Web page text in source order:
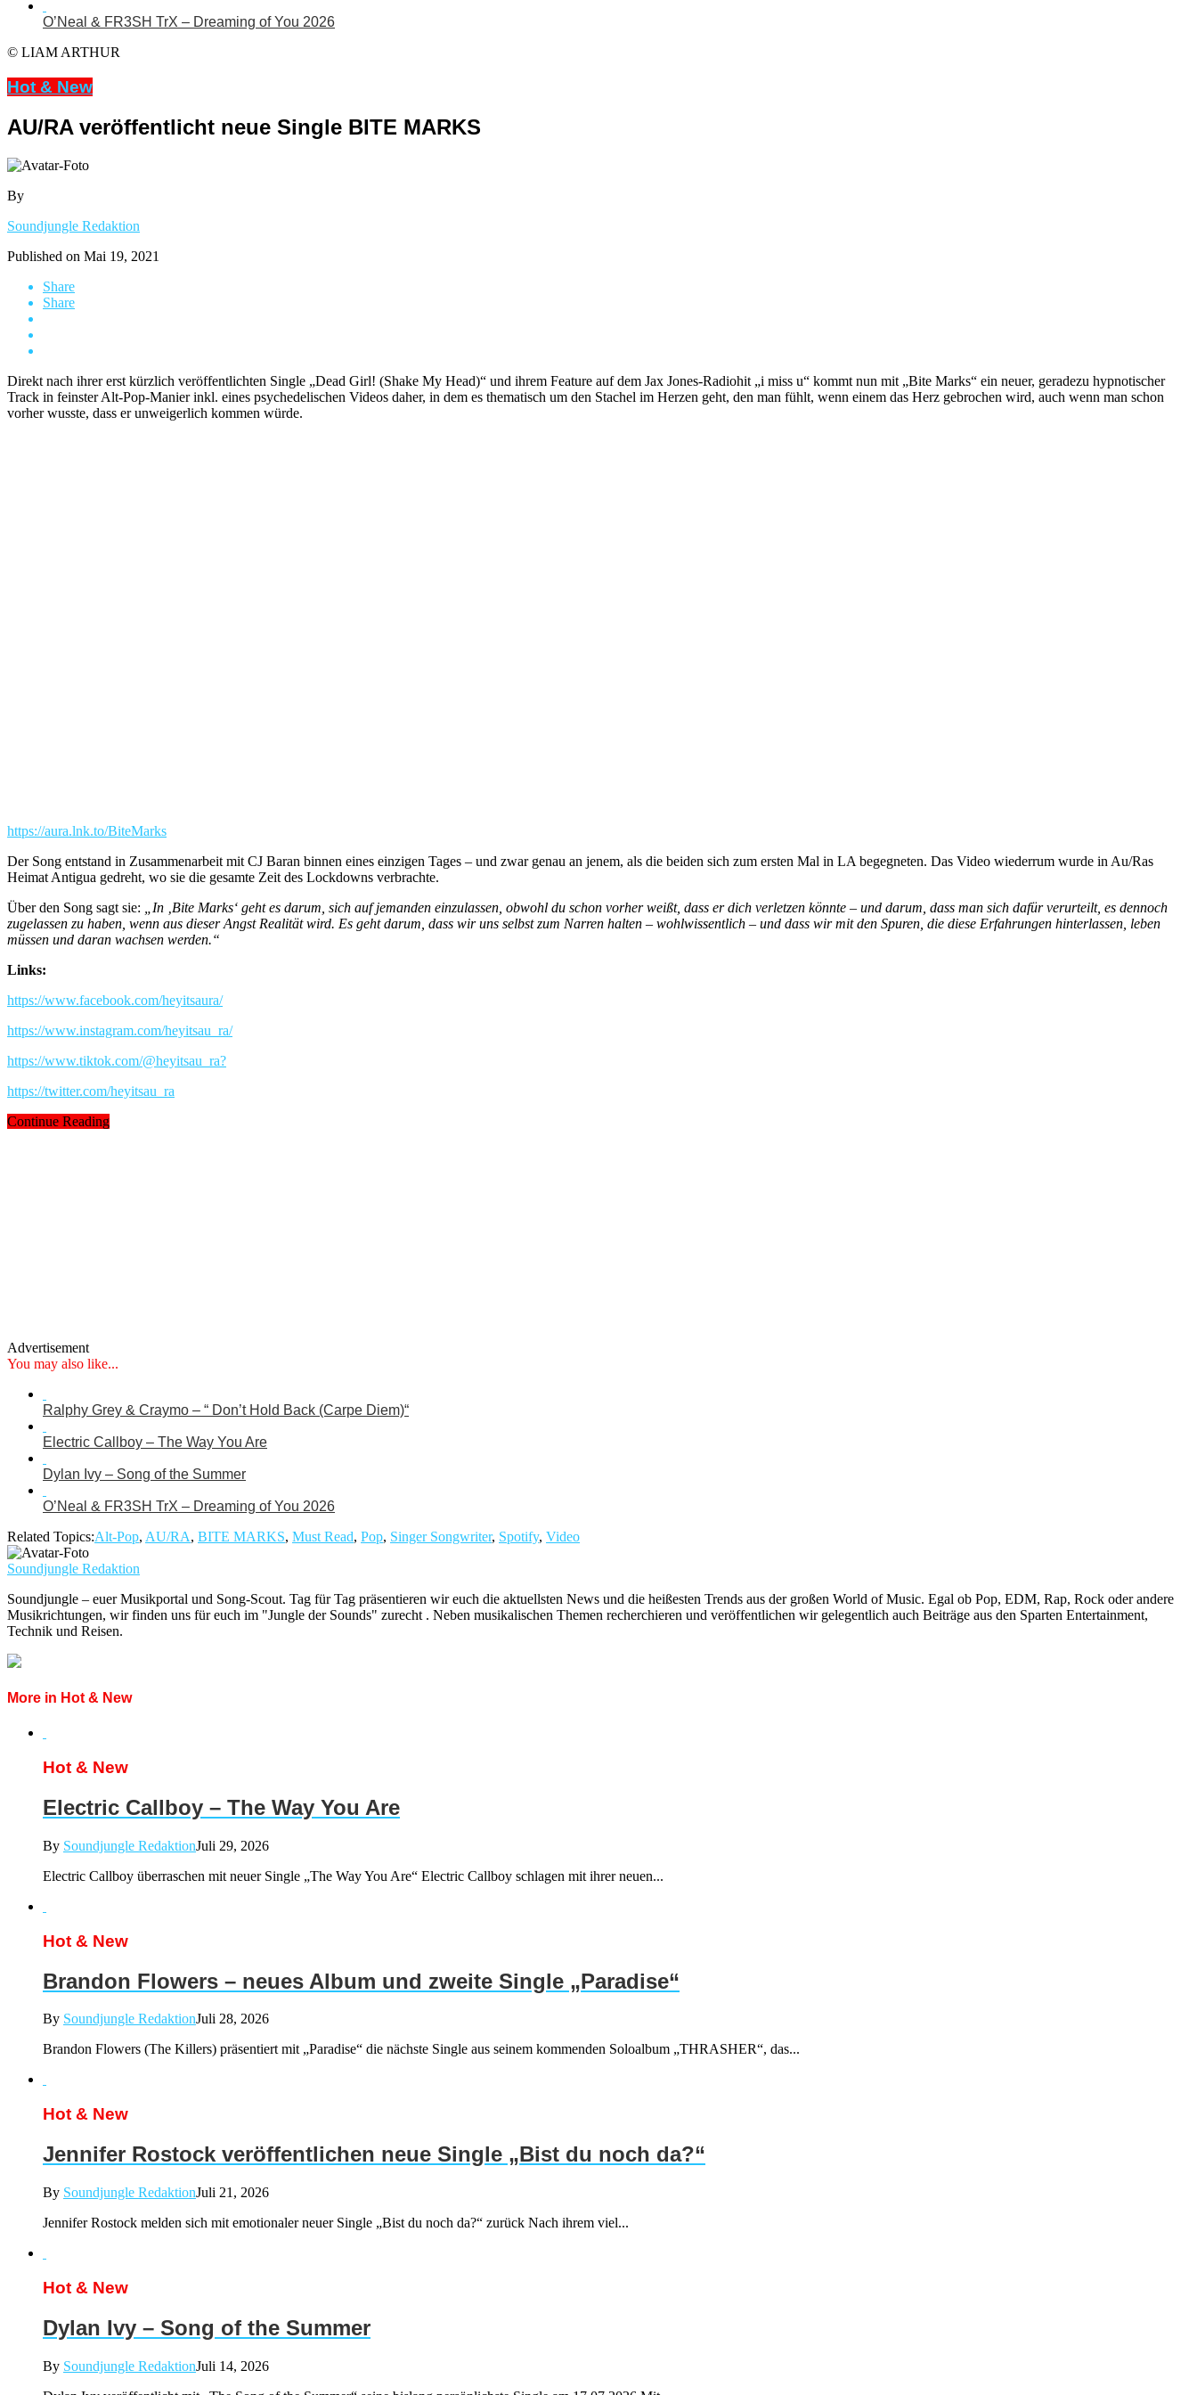
O’Neal & FR3SH TrX – Dreaming of You 2026
© LIAM ARTHUR
Hot & New
AU/RA veröffentlicht neue Single BITE MARKS
By
Soundjungle Redaktion
Published on Mai 19, 2021
Share
Share
Direkt nach ihrer erst kürzlich veröffentlichten Single „Dead Girl! (Shake My Head)“ und ihrem Feature auf dem Jax Jones-Radiohit „i miss u“ kommt nun mit „Bite Marks“ ein neuer, geradezu hypnotischer
Track in feinster Alt-Pop-Manier inkl. eines psychedelischen Videos daher, in dem es thematisch um den Stachel im Herzen geht, den man fühlt, wenn einem das Herz gebrochen wird, auch wenn man schon
vorher wusste, dass er unweigerlich kommen würde.
https://aura.lnk.to/BiteMarks
Der Song entstand in Zusammenarbeit mit CJ Baran binnen eines einzigen Tages – und zwar genau an jenem, als die beiden sich zum ersten Mal in LA begegneten. Das Video wiederrum wurde in Au/Ras
Heimat Antigua gedreht, wo sie die gesamte Zeit des Lockdowns verbrachte.
Über den Song sagt sie:
„In ‚Bite Marks‘ geht es darum, sich auf jemanden einzulassen, obwohl du schon vorher weißt, dass er dich verletzen könnte – und darum, dass man sich dafür verurteilt, es dennoch
zugelassen zu haben, wenn aus dieser Angst Realität wird. Es geht darum, dass wir uns selbst zum Narren halten – wohlwissentlich – und dass wir mit den Spuren, die diese Erfahrungen hinterlassen, leben
müssen und daran wachsen werden.“
Links:
https://www.facebook.com/heyitsaura/
https://www.instagram.com/heyitsau_ra/
https://www.tiktok.com/@heyitsau_ra?
https://twitter.com/heyitsau_ra
Continue Reading
Advertisement
You may also like...
Ralphy Grey & Craymo – “ Don’t Hold Back (Carpe Diem)“
Electric Callboy – The Way You Are
Dylan Ivy – Song of the Summer
O’Neal & FR3SH TrX – Dreaming of You 2026
Related Topics:Alt-Pop, AU/RA, BITE MARKS, Must Read, Pop, Singer Songwriter, Spotify, Video
Soundjungle Redaktion
Soundjungle – euer Musikportal und Song-Scout. Tag für Tag präsentieren wir euch die aktuellsten News und die heißesten Trends aus der großen World of Music. Egal ob Pop, EDM, Rap, Rock oder andere
Musikrichtungen, wir finden uns für euch im "Jungle der Sounds" zurecht . Neben musikalischen Themen recherchieren und veröffentlichen wir gelegentlich auch Beiträge aus den Sparten Entertainment,
Technik und Reisen.
More in Hot & New
Hot & New
Electric Callboy – The Way You Are
By Soundjungle RedaktionJuli 29, 2026
Electric Callboy überraschen mit neuer Single „The Way You Are“ Electric Callboy schlagen mit ihrer neuen...
Hot & New
Brandon Flowers – neues Album und zweite Single „Paradise“
By Soundjungle RedaktionJuli 28, 2026
Brandon Flowers (The Killers) präsentiert mit „Paradise“ die nächste Single aus seinem kommenden Soloalbum „THRASHER“, das...
Hot & New
Jennifer Rostock veröffentlichen neue Single „Bist du noch da?“
By Soundjungle RedaktionJuli 21, 2026
Jennifer Rostock melden sich mit emotionaler neuer Single „Bist du noch da?“ zurück Nach ihrem viel...
Hot & New
Dylan Ivy – Song of the Summer
By Soundjungle RedaktionJuli 14, 2026